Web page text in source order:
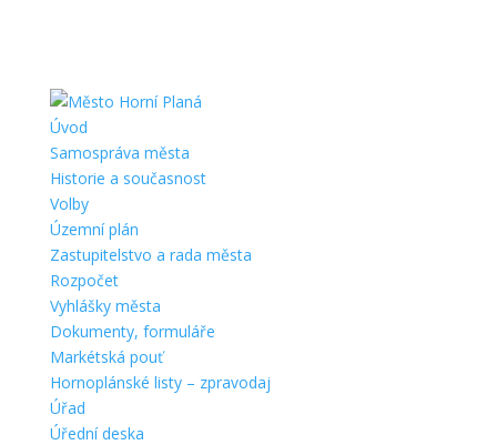
Úvod
Samospráva města
Historie a současnost
Volby
Územní plán
Zastupitelstvo a rada města
Rozpočet
Vyhlášky města
Dokumenty, formuláře
Markétská pouť
Hornoplánské listy – zpravodaj
Úřad
Úřední deska